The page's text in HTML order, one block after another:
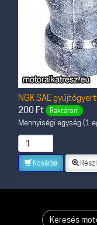
NGK SAE
200 Ft Raktáron!
Mennyiségi egység (1
Kosárba
Keresés